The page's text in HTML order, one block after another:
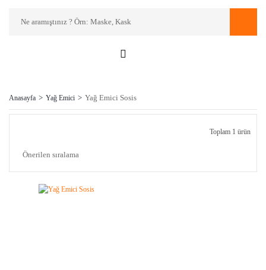
Anasayfa Yağ Emici Yağ Emici Sosis
Toplam 1 ürün